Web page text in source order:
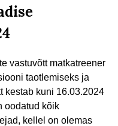
vastuvõtt matkatreener
taotlemiseks ja
kestab kuni 16.03.2024
oodatud kõik
kellel on olemas